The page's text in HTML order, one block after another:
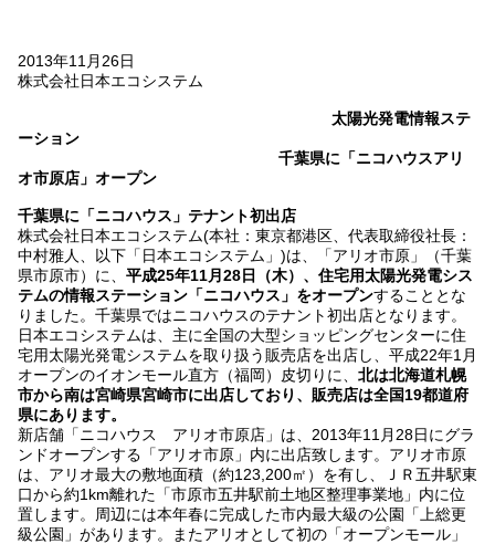
2013年11月26日
株式会社日本エコシステム
太陽光発電情報ステ
ーション
千葉県に「ニコハウスアリ
オ市原店」オープン
千葉県に「ニコハウス」テナント初出店
株式会社日本エコシステム(本社：東京都港区、代表取締役社長：
中村雅人、以下「日本エコシステム」)は、「アリオ市原」（千葉
県市原市）に、 平成25年11月28日（木）、住宅用太陽光発電シス
テムの情報ステーション「ニコハウス」をオープンすることとな
りました。千葉県ではニコハウスのテナント初出店となります。
日本エコシステムは、主に全国の大型ショッピングセンターに住
宅用太陽光発電システムを取り扱う販売店を出店し、平成22年1月
オープンのイオンモール直方（福岡）皮切りに、 北は北海道札幌
市から南は宮崎県宮崎市に出店しており、販売店は全国19都道府
県にあります。
新店舗「ニコハウス アリオ市原店」は、2013年11月28日にグラ
ンドオープンする「アリオ市原」内に出店致します。アリオ市原
は、アリオ最大の敷地面積（約123,200㎡）を有し、ＪＲ五井駅東
口から約1km離れた「市原市五井駅前土地区整理事業地」内に位
置します。周辺には本年春に完成した市内最大級の公園「上総更
級公園」があります。またアリオとして初の「オープンモール」